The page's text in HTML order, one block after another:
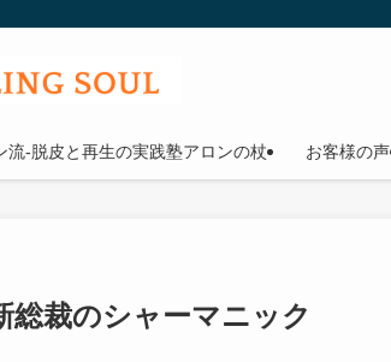
流-脱皮と再生の実践塾アロンの杖 お客様の声
裁のシャーマニック